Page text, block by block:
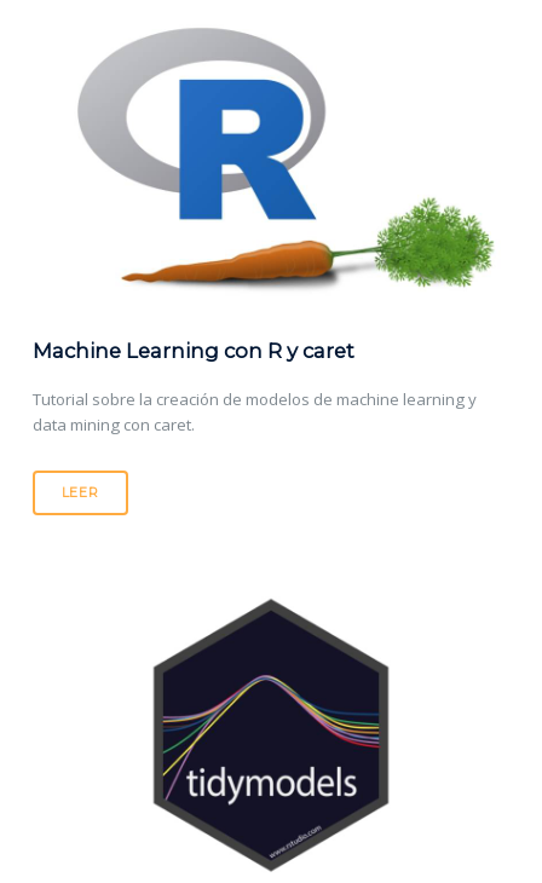
Machine Learning con R y caret
Tutorial sobre la creación de modelos de machine learning y
data mining con caret.
LEER